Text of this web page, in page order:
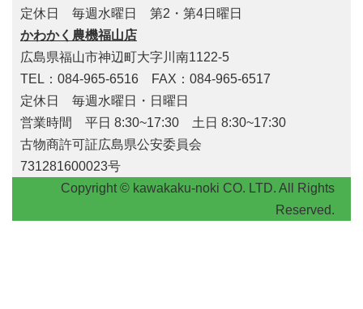
定休日 毎週水曜日 第2・第4日曜日
かわかく農機福山店
広島県福山市神辺町大字川南1122-5
TEL：084-965-6516 FAX：084-965-6517
定休日 毎週水曜日・日曜日
営業時間 平日 8:30~17:30 土日 8:30~17:30
古物商許可証広島県公安委員会
731281600023号
Copyright © kawakaku-noki CO. LTD. All Rights
Reserved.